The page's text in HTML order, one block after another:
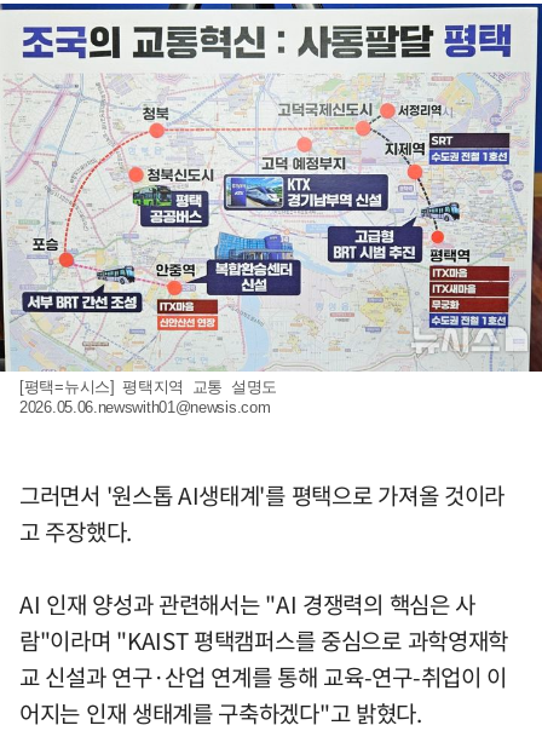
[평택=뉴시스] 평택지역 교통 설명도
2026.05.06.newswith01@newsis.com
그러면서 '원스톱 AI생태계'를 평택으로 가져올 것이라
고 주장했다.
AI 인재 양성과 관련해서는 "AI 경쟁력의 핵심은 사
람"이라며 "KAIST 평택캠퍼스를 중심으로 과학영재학
교 신설과 연구·산업 연계를 통해 교육-연구-취업이 이
어지는 인재 생태계를 구축하겠다"고 밝혔다.